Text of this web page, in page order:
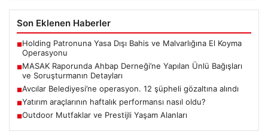
Son Eklenen Haberler
■Holding Patronuna Yasa Dışı Bahis ve Malvarlığına El Koyma
Operasyonu
■MASAK Raporunda Ahbap Derneği’ne Yapılan Ünlü Bağışları
ve Soruşturmanın Detayları
■Avcılar Belediyesi’ne operasyon. 12 şüpheli gözaltına alındı
■Yatırım araçlarının haftalık performansı nasıl oldu?
■Outdoor Mutfaklar ve Prestijli Yaşam Alanları